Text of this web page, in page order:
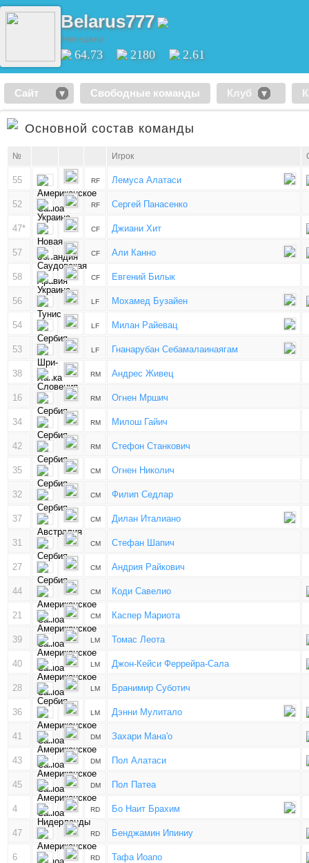
Belarus777
Менеджер
64.73 2180 2.61
Сайт Свободные команды Клуб
Основной состав команды
№ Игрок
55 RF Лемуса Алатаси
52 RF Сергей Панасенко
47* CF Джиани Хит
57 CF Али Канно
58 CF Евгений Билык
56 LF Мохамед Бузайен
54 LF Милан Райевац
53 LF Гнанарубан Себамалаинаягам
38 RM Андрес Живец
16 RM Огнен Мршич
34 RM Милош Гайич
42 RM Стефон Станкович
35 CM Огнен Николич
32 CM Филип Седлар
37 CM Дилан Италиано
31 CM Стефан Шапич
27 CM Андрия Райкович
44 CM Коди Савелио
21 CM Каспер Мариота
39 LM Томас Леота
40 LM Джон-Кейси Феррейра-Сала
28 LM Бранимир Суботич
36 LM Дэнни Мулитало
41 DM Захари Мана'о
43 DM Пол Алатаси
45 DM Пол Патеа
4 RD Бо Наит Брахим
47 RD Бенджамин Ипиниу
6 RD Тафа Иоапо